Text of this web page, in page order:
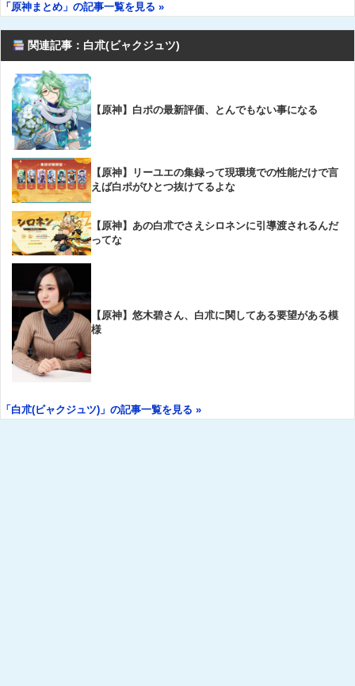
「原神まとめ」の記事一覧を見る »
関連記事：白朮(ビャクジュツ)
【原神】白ポの最新評価、とんでもない事になる
【原神】リーユエの集録って現環境での性能だけで言
えば白ポがひとつ抜けてるよな
【原神】あの白朮でさえシロネンに引導渡されるんだ
ってな
【原神】悠木碧さん、白朮に関してある要望がある模
様
「白朮(ビャクジュツ)」の記事一覧を見る »